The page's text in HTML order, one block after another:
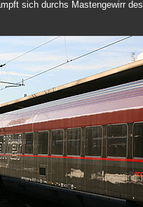
sich durchs Mastengewirr